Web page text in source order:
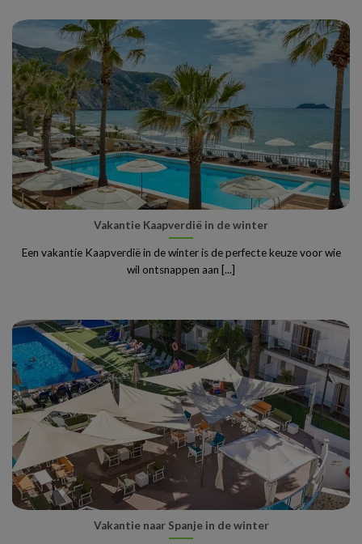
Vakantie Kaapverdië in de winter
Een vakantie Kaapverdië in de winter is de perfecte keuze voor wie
wil ontsnappen aan [...]
Vakantie naar Spanje in de winter